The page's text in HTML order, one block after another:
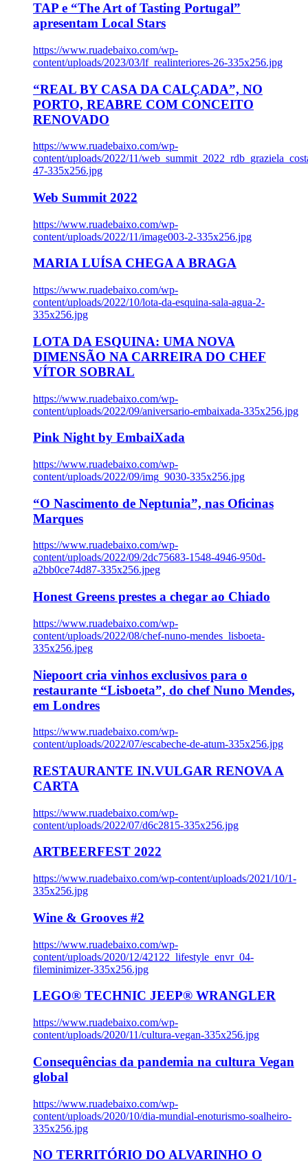
TAP e “The Art of Tasting Portugal”
apresentam Local Stars
https://www.ruadebaixo.com/wp-
content/uploads/2023/03/lf_realinteriores-26-335x256.jpg
“REAL BY CASA DA CALÇADA”, NO
PORTO, REABRE COM CONCEITO
RENOVADO
https://www.ruadebaixo.com/wp-
content/uploads/2022/11/
47-335x256.jpg
Web Summit 2022
https://www.ruadebaixo.com/wp-
content/uploads/2022/11/image003-2-335x256.jpg
MARIA LUÍSA CHEGA A BRAGA
https://www.ruadebaixo.com/wp-
content/uploads/2022/10/lota-da-esquina-sala-agua-2-
335x256.jpg
LOTA DA ESQUINA: UMA NOVA
DIMENSÃO NA CARREIRA DO CHEF
VÍTOR SOBRAL
https://www.ruadebaixo.com/wp-
content/uploads/2022/09/aniversario-embaixada-335x256.jpg
Pink Night by EmbaiXada
https://www.ruadebaixo.com/wp-
content/uploads/2022/09/img_9030-335x256.jpg
“O Nascimento de Neptunia”, nas Oficinas
Marques
https://www.ruadebaixo.com/wp-
content/uploads/2022/09/2dc75683-1548-4946-950d-
a2bb0ce74d87-335x256.jpeg
Honest Greens prestes a chegar ao Chiado
https://www.ruadebaixo.com/wp-
content/uploads/2022/08/chef-nuno-mendes_lisboeta-
335x256.jpeg
Niepoort cria vinhos exclusivos para o
restaurante “Lisboeta”, do chef Nuno Mendes,
em Londres
https://www.ruadebaixo.com/wp-
content/uploads/2022/07/escabeche-de-atum-335x256.jpg
RESTAURANTE IN.VULGAR RENOVA A
CARTA
https://www.ruadebaixo.com/wp-
content/uploads/2022/07/d6c2815-335x256.jpg
ARTBEERFEST 2022
https://www.ruadebaixo.com/wp-content/uploads/2021/10/1-
335x256.jpg
Wine & Grooves #2
https://www.ruadebaixo.com/wp-
content/uploads/2020/12/42122_lifestyle_envr_04-
fileminimizer-335x256.jpg
LEGO® TECHNIC JEEP® WRANGLER
https://www.ruadebaixo.com/wp-
content/uploads/2020/11/cultura-vegan-335x256.jpg
Consequências da pandemia na cultura Vegan
global
https://www.ruadebaixo.com/wp-
content/uploads/2020/10/dia-mundial-enoturismo-soalheiro-
335x256.jpg
NO TERRITÓRIO DO ALVARINHO O